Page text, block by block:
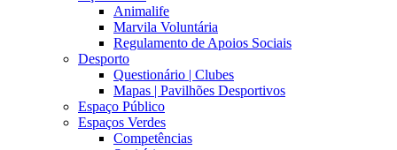
Animalife
Marvila Voluntária
Regulamento de Apoios Sociais
Desporto
Questionário | Clubes
Mapas | Pavilhões Desportivos
Espaço Público
Espaços Verdes
Competências